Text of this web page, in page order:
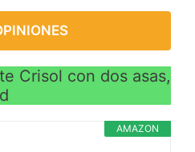
Crisol con dos asas,
AMAZON